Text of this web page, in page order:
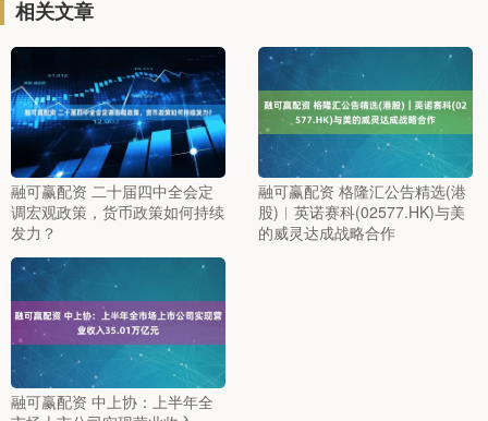
相关文章
融可赢配资 二十届四中全会定
调宏观政策，货币政策如何持续
发力？
融可赢配资 格隆汇公告精选(港
股)︱英诺赛科(02577.HK)与美
的威灵达成战略合作
融可赢配资 中上协：上半年全